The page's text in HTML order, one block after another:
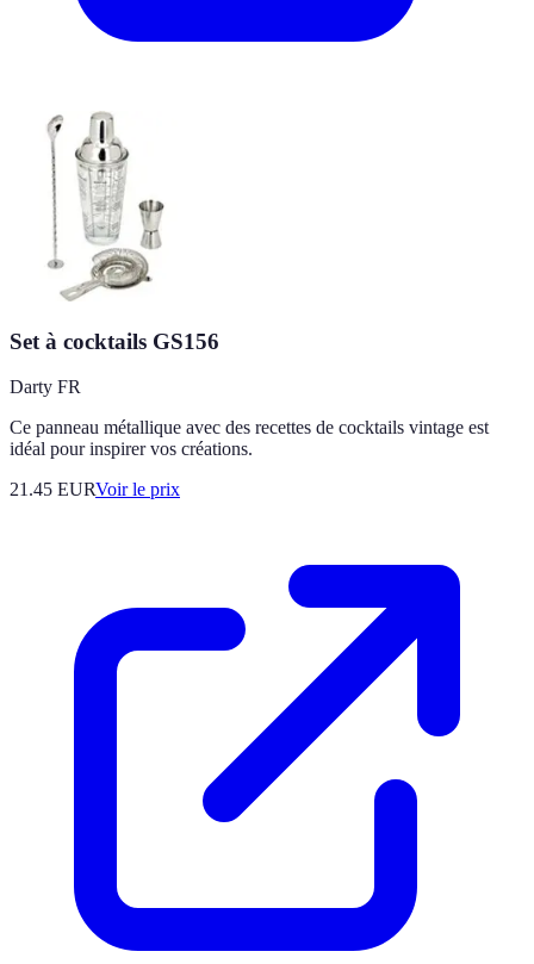
Set à cocktails GS156
Darty FR
Ce panneau métallique avec des recettes de cocktails vintage est
idéal pour inspirer vos créations.
21.45 EURVoir le prix